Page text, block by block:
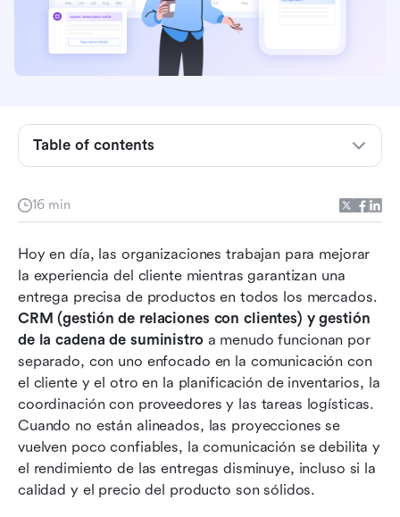
16 min
Hoy en día, las organizaciones trabajan para mejorar
la experiencia del cliente mientras garantizan una
CRM (gestión de relaciones con clientes) y gestión
de la cadena de suministro a menudo funcionan por
separado, con uno enfocado en la comunicación con
el cliente y el otro en la planificación de inventarios, la
coordinación con proveedores y las tareas logísticas.
Cuando no están alineados, las proyecciones se
vuelven poco confiables, la comunicación se debilita y
el rendimiento de las entregas disminuye, incluso si la
calidad y el precio del producto son sólidos.
Table of contents
Por qué el CRM es importante en la gestión de
la cadena de suministro
Componentes clave de la gestión de relaciones
Desafíos para alinear la gestión de relaciones
suministro
(gestión de la cadena de suministro)
Hora de actuar: Usa Lark para optimizar la
alineación del CRM y la cadena de suministro
Conocimiento adicional: CRM vs SCM vs ERP:
¿Cuál es la diferencia?
Cómo funcionan juntos CRM y SCM
Cómo elegir la solución adecuada de CRM +
SCM
Conclusión